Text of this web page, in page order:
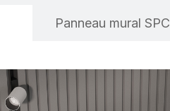
Panneau mural SPC